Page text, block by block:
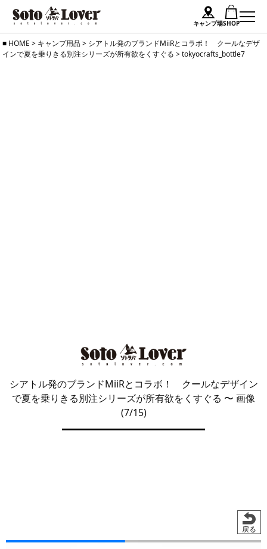
キャンプ場SHOP
Skip
to
HOME > キャンプ用品> シアトル発のブランドMiiRとコラボ！ クールなデザ
インで夏を乗りきる別注シリーズが所有欲をくすぐる >tokyocrafts_bottle7
シアトル発のブランドMiiRとコラボ！ クールなデザイン
で夏を乗りきる別注シリーズが所有欲をくすぐる 〜 画像
(7/15)
戻る